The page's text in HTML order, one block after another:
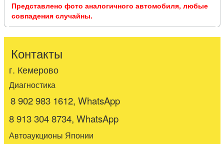
Представлено фото аналогичного автомобиля, любые
совпадения случайны.
Контакты
г. Кемерово
Диагностика
8 902 983 1612, WhatsApp
8 913 304 8734, WhatsApp
Автоаукционы Японии